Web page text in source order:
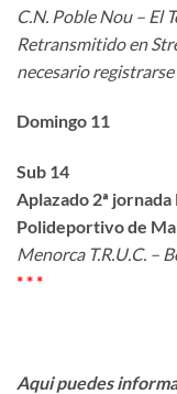
C.N. Poble Nou – El
Retransmitido en
necesario
Domingo 11
Sub 14
Aplazado 2ª jornada
Polideportivo de
Menorca T.R.U.C. –
* * *
Aqui puedes